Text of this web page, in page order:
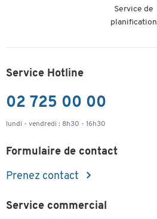
Service de
planification
Service Hotline
02 725 00 00
lundi - vendredi : 8h30 - 16h30
Formulaire de contact
Prenez contact
Service commercial